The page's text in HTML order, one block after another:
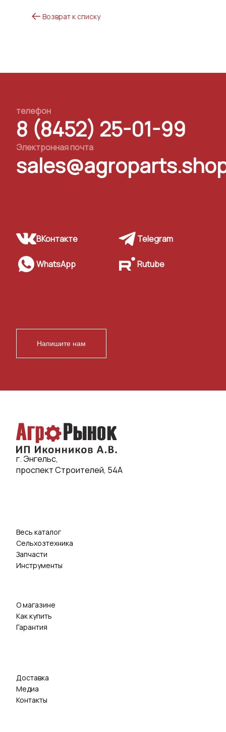
Возврат к списку
телефон
8 (8452) 25-01-99
Электронная почта
ВКонтакте Telegram
WhatsApp Rutube
Напишите нам
г. Энгельс,
проспект Строителей, 54А
Весь каталог
Сельхозтехника
Запчасти
Инструменты
О магазине
Как купить
Гарантия
Доставка
Медиа
Контакты